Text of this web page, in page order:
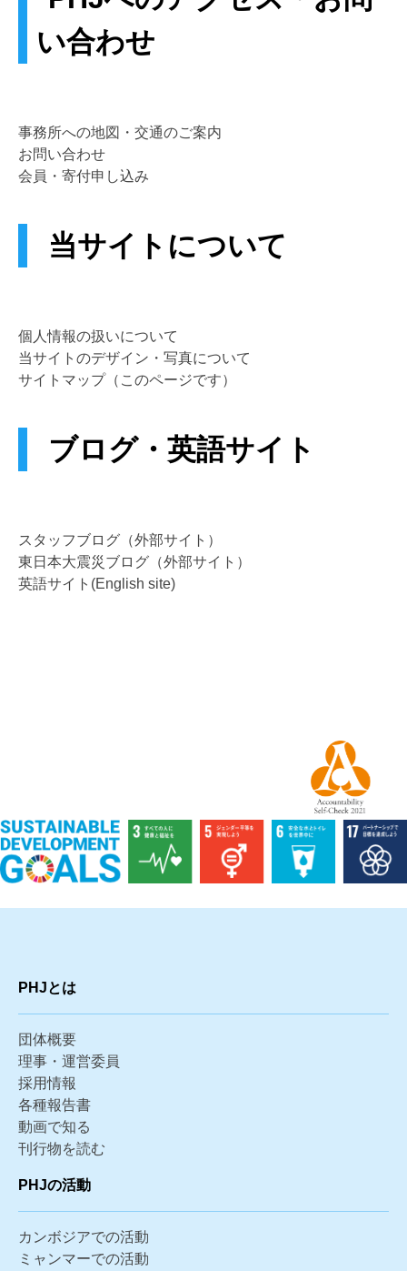
い合わせ
事務所への地図・交通のご案内
お問い合わせ
会員・寄付申し込み
当サイトについて
個人情報の扱いについて
当サイトのデザイン・写真について
サイトマップ（このページです）
ブログ・英語サイト
スタッフブログ（外部サイト）
東日本大震災ブログ（外部サイト）
英語サイト(English site)
PHJとは
団体概要
理事・運営委員
採用情報
各種報告書
動画で知る
刊行物を読む
PHJの活動
カンボジアでの活動
ミャンマーでの活動